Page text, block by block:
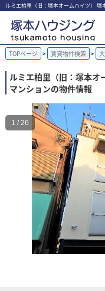
ルミエ柏里（旧：塚本オームハイツ）
TOPページ 賃貸物件検索
ルミエ柏里（旧：塚本オ
マンションの物件情報
1 / 26